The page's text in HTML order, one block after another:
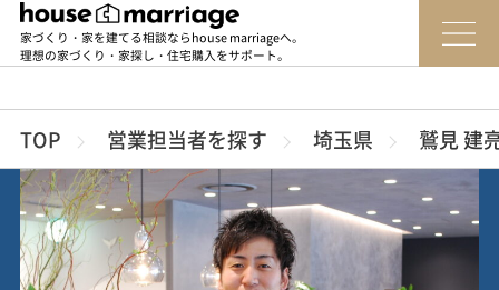
家づくり・家を建てる相談ならhouse marriageへ。
理想の家づくり・家探し・住宅購入をサポート。
TOP 営業担当者を探す 埼玉県 鷲見 建